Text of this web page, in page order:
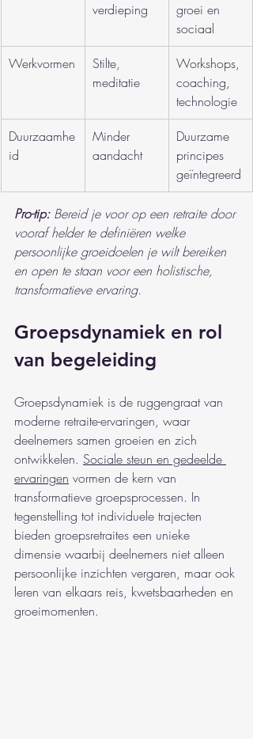
verdieping
groei en
sociaal
Werkvormen
Stilte,
meditatie
Workshops,
coaching,
technologie
Duurzaamhe
id
Minder
aandacht
Duurzame
principes
geïntegreerd
Pro-tip: Bereid je voor op een retraite door
vooraf helder te definiëren welke
persoonlijke groeidoelen je wilt bereiken
en open te staan voor een holistische,
transformatieve ervaring.
Groepsdynamiek en rol
van begeleiding
Groepsdynamiek is de ruggengraat van
moderne retraite-ervaringen, waar
deelnemers samen groeien en zich
ontwikkelen. Sociale steun en gedeelde
ervaringen vormen de kern van
transformatieve groepsprocessen. In
tegenstelling tot individuele trajecten
bieden groepsretraites een unieke
dimensie waarbij deelnemers niet alleen
persoonlijke inzichten vergaren, maar ook
leren van elkaars reis, kwetsbaarheden en
groeimomenten.